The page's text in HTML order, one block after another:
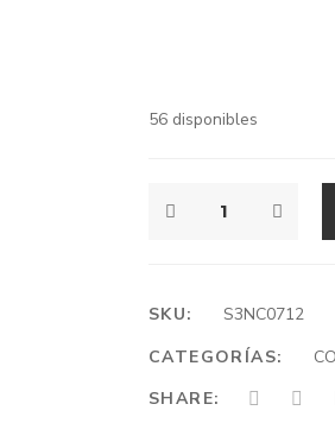
56 disponibles
COLUMPIO
NIDO
SKU:
S3NC0712
CATEGORÍAS:
SHARE: